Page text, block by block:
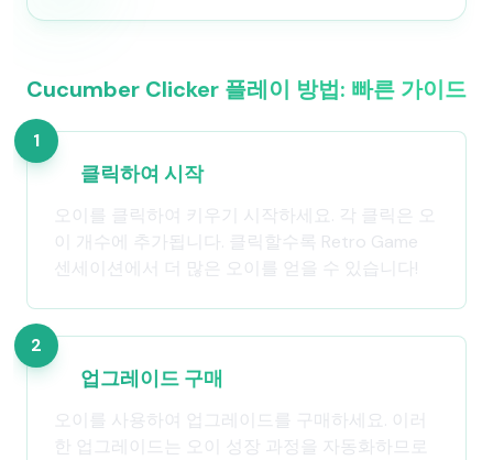
Cucumber Clicker 플레이 방법: 빠른 가이드
1
클릭하여 시작
오이를 클릭하여 키우기 시작하세요. 각 클릭은 오
이 개수에 추가됩니다. 클릭할수록 Retro Game
센세이션에서 더 많은 오이를 얻을 수 있습니다!
2
업그레이드 구매
오이를 사용하여 업그레이드를 구매하세요. 이러
한 업그레이드는 오이 성장 과정을 자동화하므로